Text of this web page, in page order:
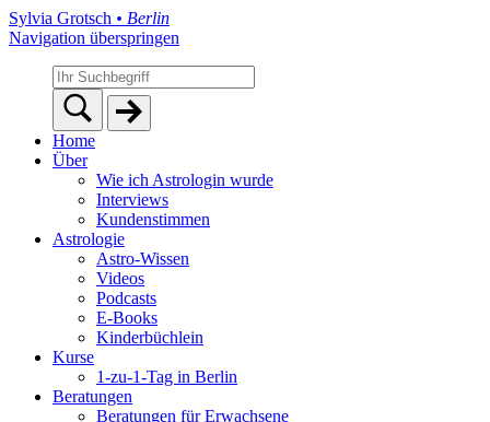
Sylvia Grotsch • Berlin
Navigation überspringen
Home
Über
Wie ich Astrologin wurde
Interviews
Kundenstimmen
Astrologie
Astro-Wissen
Videos
Podcasts
E-Books
Kinderbüchlein
Kurse
1-zu-1-Tag in Berlin
Beratungen
Beratungen für Erwachsene